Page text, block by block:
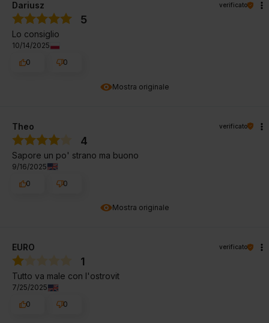
Mostra originale
Dariusz verificato
5
Lo consiglio
10/14/2025
0
0
Mostra originale
Theo verificato
4
Sapore un po' strano ma buono
9/16/2025
0
0
EURO verificato
1
Tutto va male con l'ostrovit
7/25/2025
0
0